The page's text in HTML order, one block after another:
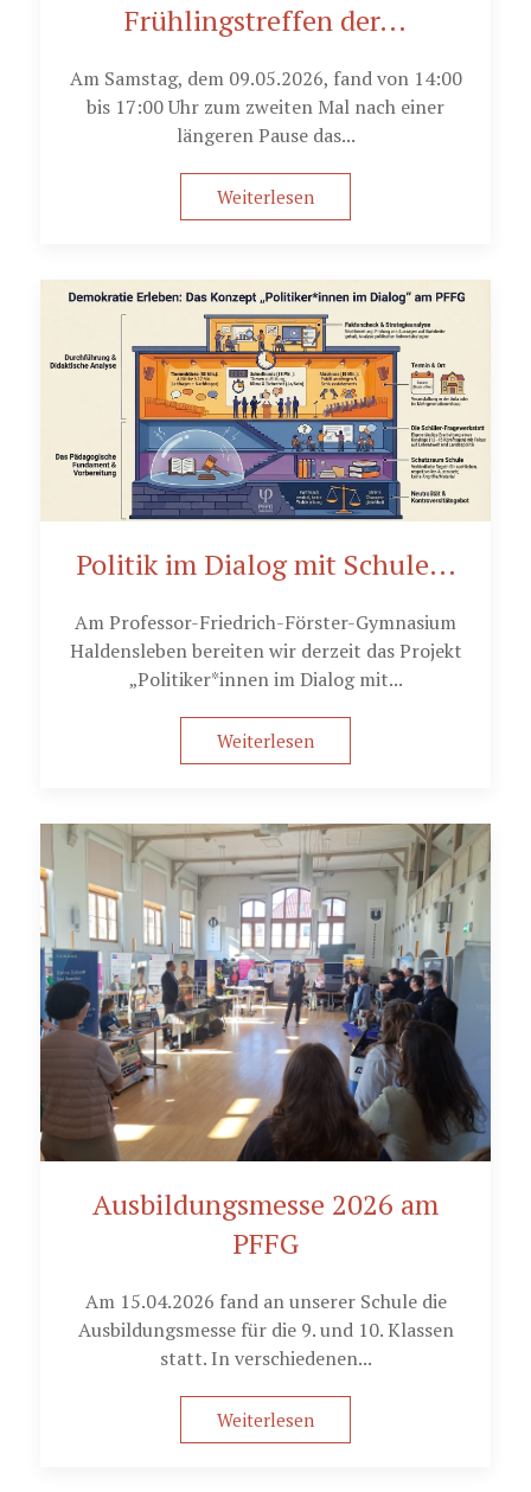
Frühlingstreffen der...
Am Samstag, dem 09.05.2026, fand von 14:00
bis 17:00 Uhr zum zweiten Mal nach einer
längeren Pause das...
Weiterlesen
Politik im Dialog mit Schule...
Am Professor-Friedrich-Förster-Gymnasium
Haldensleben bereiten wir derzeit das Projekt
„Politiker*innen im Dialog mit...
Weiterlesen
Ausbildungsmesse 2026 am
PFFG
Am 15.04.2026 fand an unserer Schule die
Ausbildungsmesse für die 9. und 10. Klassen
statt. In verschiedenen...
Weiterlesen